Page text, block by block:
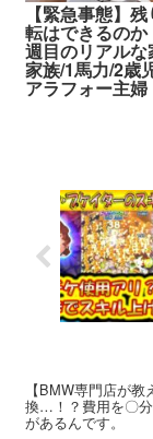
【緊急事態】
転はできるの
週目のリアルな
家族/1馬力/2歳
アラフォー主婦
【BMW専門店が
換…！？費用を〇
があるんです。